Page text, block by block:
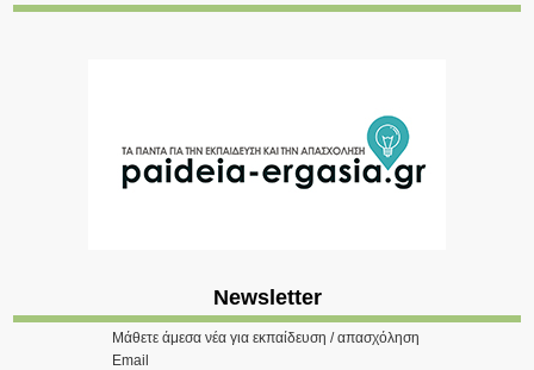
Newsletter
Μάθετε άμεσα νέα για εκπαίδευση / απασχόληση
Email